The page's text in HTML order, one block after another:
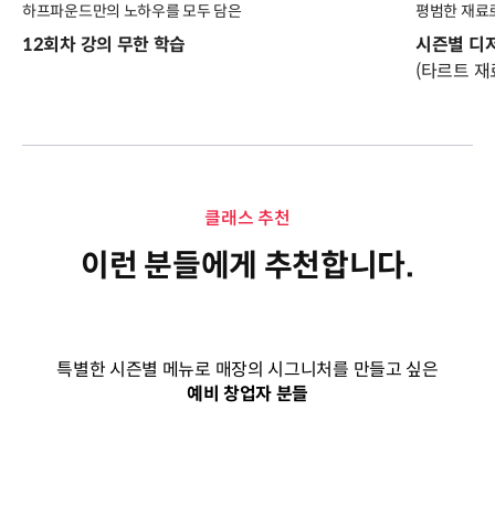
하프파운드만의 노하우를 모두 담은
12회차 강의 무한 학습
평범한 재료
시즌별 디
(타르트
클래스 추천
이런 분들에게 추천합니다.
특별한 시즌별 메뉴로 매장의 시그니처를 만들고 싶은
예비 창업자 분들